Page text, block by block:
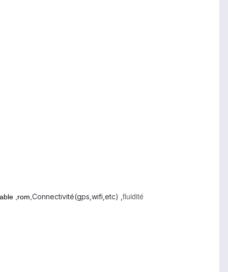
,rom, Connectivité(gps,wifi,etc) , fluidité